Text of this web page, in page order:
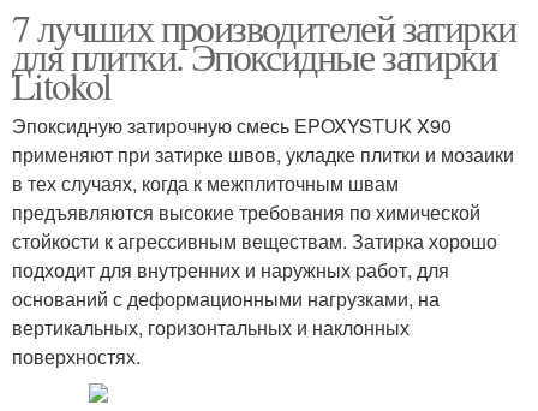
7 лучших производителей затирки
для плитки. Эпоксидные затирки
Litokol
Эпоксидную затирочную смесь EPOXYSTUK X90
применяют при затирке швов, укладке плитки и мозаики
в тех случаях, когда к межплиточным швам
предъявляются высокие требования по химической
стойкости к агрессивным веществам. Затирка хорошо
подходит для внутренних и наружных работ, для
оснований с деформационными нагрузками, на
вертикальных, горизонтальных и наклонных
поверхностях.